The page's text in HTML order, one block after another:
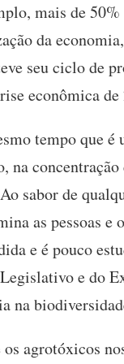
mais de
da
seu ciclo de
econômica
tempo que é
sabor de
as pessoas e
e é pouco
e do
na
os agrotóxicos